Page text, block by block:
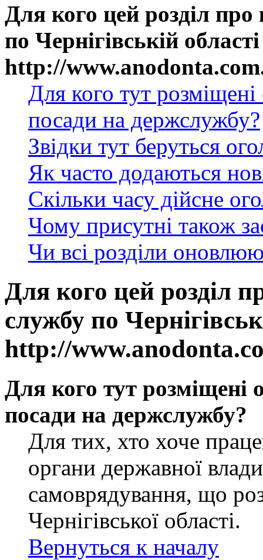
Для кого цей розділ
по Чернігівській
http://
Для кого тут
посади на держслужбу?
Звідки тут беруться
Як часто додаються
Скільки часу дійсне
Чому присутні також
Чи всі розділи
Для кого цей розділ
службу по
http://
Для кого тут розміщені
посади на держслужбу?
Для тих, хто хоче
органи державної
самоврядування, що
Чернігівської області.
Вернуться к началу